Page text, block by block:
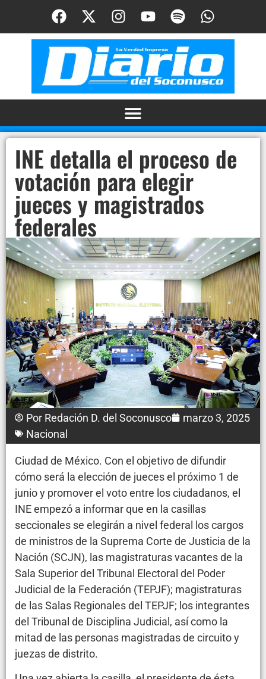
INE detalla el proceso de
votación para elegir
jueces y magistrados
federales
Por Redación D. del Soconusco
marzo 3, 2025
Nacional
Ciudad de México. Con el objetivo de difundir
cómo será la elección de jueces el próximo 1 de
junio y promover el voto entre los ciudadanos, el
INE empezó a informar que en la casillas
seccionales se elegirán a nivel federal los cargos
de ministros de la Suprema Corte de Justicia de la
Nación (SCJN), las magistraturas vacantes de la
Sala Superior del Tribunal Electoral del Poder
Judicial de la Federación (TEPJF); magistraturas
de las Salas Regionales del TEPJF; los integrantes
del Tribunal de Disciplina Judicial, así como la
mitad de las personas magistradas de circuito y
juezas de distrito.